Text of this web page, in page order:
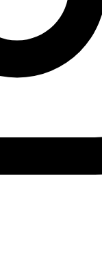
política y